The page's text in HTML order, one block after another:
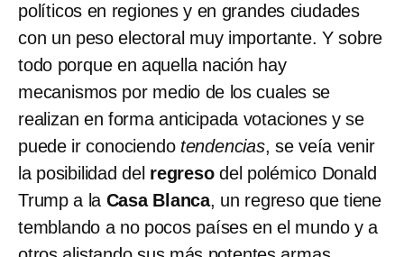
políticos en regiones y en grandes ciudades
con un peso electoral muy importante. Y sobre
todo porque en aquella nación hay
mecanismos por medio de los cuales se
realizan en forma anticipada votaciones y se
puede ir conociendo tendencias, se veía venir
la posibilidad del regresodel polémico Donald
Trump a la Casa Blanca, un regreso que tiene
temblando a no pocos países en el mundo y a